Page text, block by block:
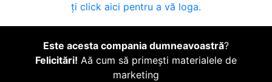
ți click aici pentru a vă loga.
Este acesta compania dumneavoastră?
Felicitări! Aă cum să primești materialele de
marketing